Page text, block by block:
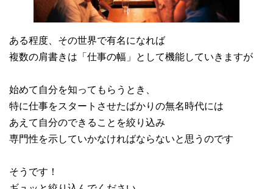
ある程度、その世界で有名になれば
複数の肩書きは「仕事の幅」として機能していきますが
始めて自分を知ってもらうとき、
特に仕事をスタートさせたばかりの無名時代には
あえて自分のできることを絞り込み
専門性を示していかなければならないと思うのです
そうです！